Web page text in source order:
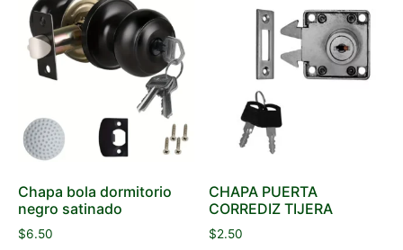
Chapa bola dormitorio
negro satinado
$6.50
CHAPA PUERTA
CORREDIZ TIJERA
$2.50